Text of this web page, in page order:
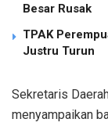
Besar Rusak
TPAK
Justru Turun
Sekretaris
menyampaikan